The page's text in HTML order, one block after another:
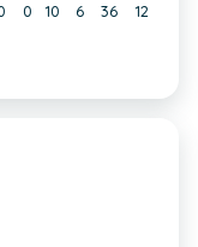
0 10 6 36 12